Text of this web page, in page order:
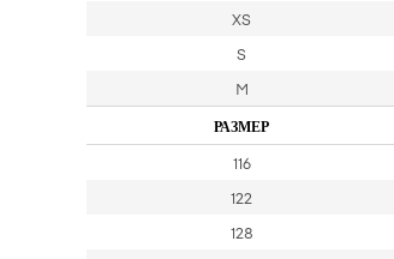
XS
S
M
РАЗМЕР
116
122
128